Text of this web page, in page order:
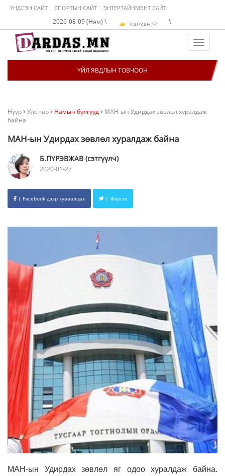
ҮНДСЭН САЙТ СПОРТЫН САЙТ ЭНТЕРТАЙНМЭНТ САЙТ
2026-08-09 (Ням) \
ДАРХАН
C
ЭРДЭНЭТ OC
\
Toggle
ҮЙЛ ЯВДЛЫН ТОВЧООН
Нүүр Улс төр Намын бүлгүүд
МАН-ын Удирдах зөвлөл хуралдаж
байна
МАН-ын Удирдах зөвлөл хуралдаж байна
Б.ПҮРЭВЖАВ (сэтгүүлч)
2020-01-27
| Facebook дээр хуваалцах | Жиргэх
МАН-ын Удирдах зөвлөл яг одоо хуралдаж байна.